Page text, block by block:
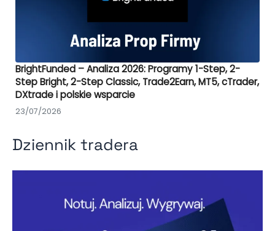
BrightFunded – Analiza 2026: Programy 1-Step, 2-
Step Bright, 2-Step Classic, Trade2Earn, MT5, cTrader,
DXtrade i polskie wsparcie
23/07/2026
Dziennik tradera